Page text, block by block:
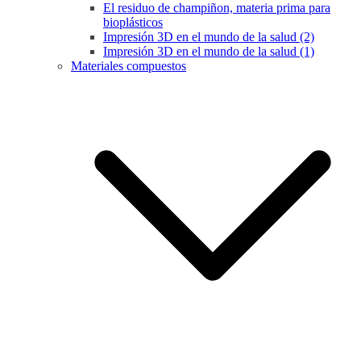
El residuo de champiñon, materia prima para
bioplásticos
Impresión 3D en el mundo de la salud (2)
Impresión 3D en el mundo de la salud (1)
Materiales compuestos